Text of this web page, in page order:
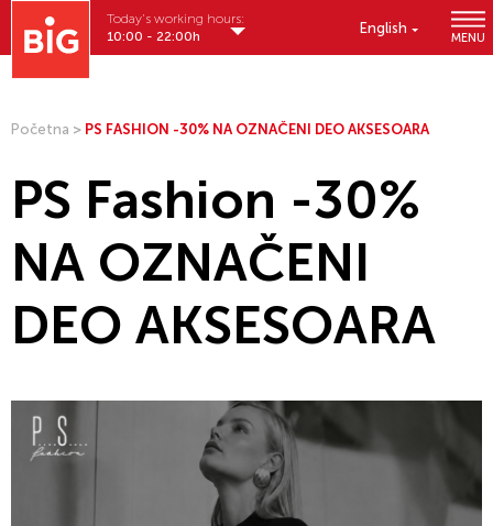
English
MENU
Today's working hours:
10:00 - 22:00h
Početna > PS FASHION -30% NA OZNAČENI DEO AKSESOARA
PS Fashion -30%
NA OZNAČENI
DEO AKSESOARA